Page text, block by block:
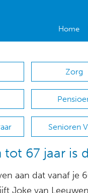
Home
Zorg
Senioren
67 jaar is
aan dat vanaf je
Joke van